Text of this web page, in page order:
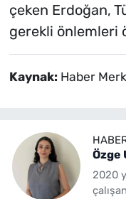
çeken Erdoğan,
gerekli önlemleri
Kaynak: Haber
Özge
2020